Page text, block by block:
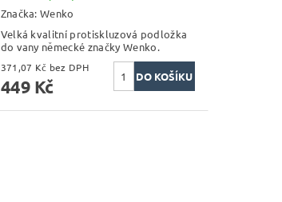
Značka:Wenko
Velká kvalitní protiskluzová podložka
do vany německé značky Wenko.
371,07 Kč bez DPH
449 Kč